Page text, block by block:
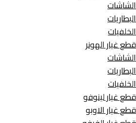
الشاشات
البطاريات
الخلفيات
قطع غيار الهونر
الشاشات
البطاريات
الخلفيات
قطع غيار لينوفو
قطع غيار الاوبو